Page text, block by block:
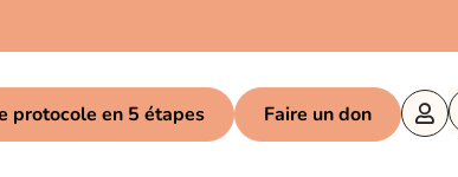
protocole en 5 étapes Faire un don